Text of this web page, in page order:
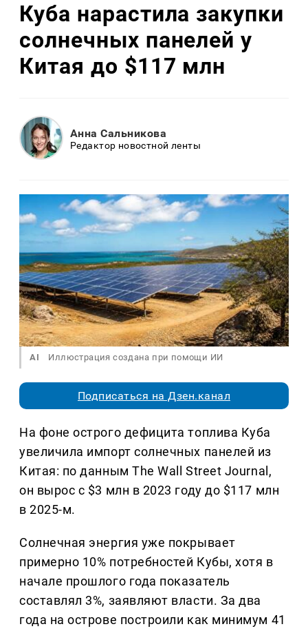
Куба нарастила закупки
солнечных панелей у
Китая до $117 млн
Анна Сальникова
Редактор новостной ленты
AI Иллюстрация создана при помощи ИИ
Подписаться на Дзен.канал
На фоне острого дефицита топлива Куба
увеличила импорт солнечных панелей из
Китая: по данным The Wall Street Journal,
он вырос с $3 млн в 2023 году до $117 млн
в 2025-м.
Солнечная энергия уже покрывает
примерно 10% потребностей Кубы, хотя в
начале прошлого года показатель
составлял 3%, заявляют власти. За два
года на острове построили как минимум 41